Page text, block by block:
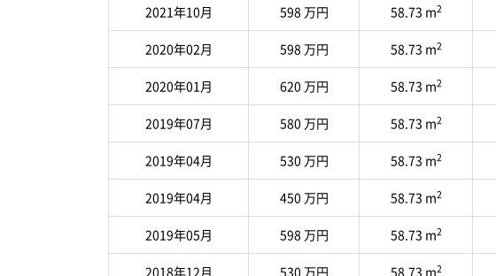
2021年10月
598 万円 58.73 m2
2020年02月
598 万円 58.73 m2
2020年01月
620 万円 58.73 m2
2019年07月
580 万円 58.73 m2
2019年04月
530 万円 58.73 m2
2019年04月
450 万円 58.73 m2
2019年05月
598 万円 58.73 m2
2018年12月
530 万円 58.73 m2